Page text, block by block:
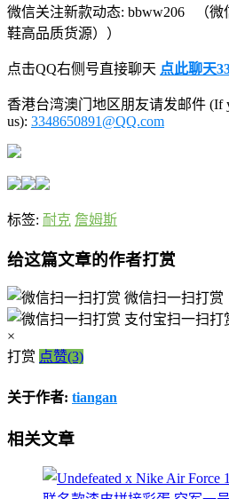
微信关注新款动态: bbww206 （微
鞋高品质货源））
点击QQ右侧号直接聊天 点此聊天
香港台湾澳门地区朋友请发邮件 (If
us): 3348650891@QQ.com
标签: 耐克 詹姆斯
给这篇文章的作者打赏
微信扫一扫打赏
支付宝扫一扫打
×
打赏 点赞(3)
关于作者: tiangan
相关文章